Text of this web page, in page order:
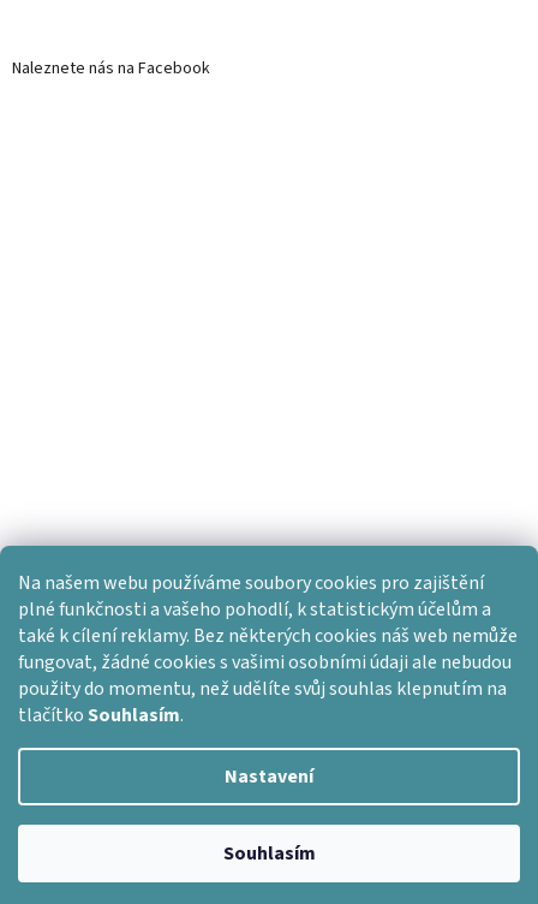
Na našem webu používáme soubory cookies pro zajištění
plné funkčnosti a vašeho pohodlí, k statistickým účelům a
také k cílení reklamy. Bez některých cookies náš web nemůže
fungovat, žádné cookies s vašimi osobními údaji ale nebudou
použity do momentu, než udělíte svůj souhlas klepnutím na
tlačítkoSouhlasím.
Nastavení
Souhlasím
Naleznete nás na Facebook
Vytvořil Shoptet
Dlažba skladem. Všechna práva vyhrazena.